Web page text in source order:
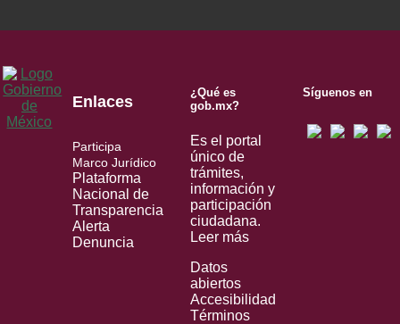
Enlaces
Participa
Marco Jurídico
Plataforma
Nacional de
Transparencia
Alerta
Denuncia
¿Qué es
gob.mx?
Es el portal
único de
trámites,
información y
participación
ciudadana.
Leer más
Datos
abiertos
Accesibilidad
Términos
Síguenos en